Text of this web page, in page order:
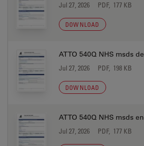
Jul 27, 2026 PDF, 177 KB
DOWNLOAD
ATTO 540Q NHS msds de
Jul 27, 2026 PDF, 198 KB
DOWNLOAD
ATTO 540Q NHS msds en
Jul 27, 2026 PDF, 177 KB